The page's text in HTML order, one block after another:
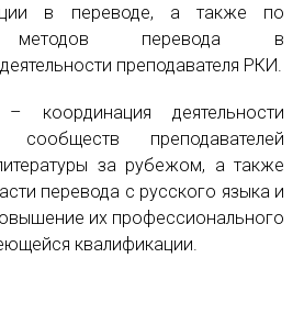
конференция по РКИ в
форум TERRA RUSISTICA
Даби: Русский язык и
исследование
форум TERRA RUSISTICA в
языка в юридических
в переводе, а также по
методов перевода в
преподавателя РКИ.
координация деятельности
сообществ преподавателей
за рубежом, а также
перевода с русского языка и
их профессионального
квалификации.
Подписаться